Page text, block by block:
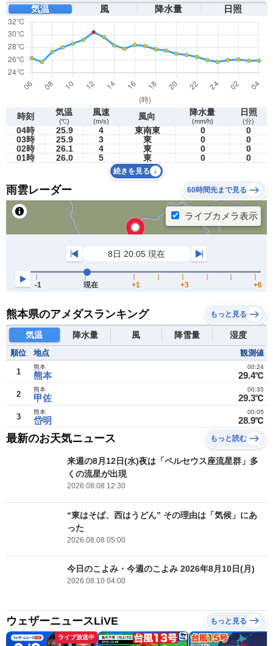
気温 風 降水量 日照
時刻 気温
(℃)
風速
(m/s) 風向 降水量
(mm/h)
日照
(分)
04時 25.9 4 東南東 0
0
03時
25.9 3 東 0
0
02時
26.1 4 東 0
0
01時
26.0 5 東 0 0
続きを見る
雨雲レーダー 60時間先まで見る
熊本県のアメダスランキング もっと見る
気温 降水量 風 降雪量 湿度
順位 地点 観測値
1 熊本
熊本
29.4℃
00:24
2 甲佐
熊本
29.3℃
00:35
3 岱明
熊本
28.9℃
00:05
最新のお天気ニュース もっと読む
来週の8月12日(水)夜は「ペルセウス座流星群」多
くの流星が出現
2026.08.08 12:30
“東はそば、西はうどん” その理由は「気候」にあ
った
2026.08.08 05:00
今日のこよみ・今週のこよみ 2026年8月10日(月)
2026.08.10 04:00
ウェザーニュースLiVE もっと見る
ライブ放送中